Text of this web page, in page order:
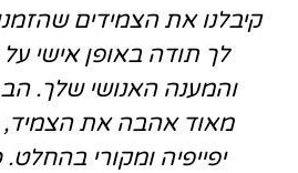
קיבלנו את הצמידים
לך תודה באופן אישי
והמענה האנושי שלך.
מאוד אהבה את הצמיד,
יפייפיה ומקורי